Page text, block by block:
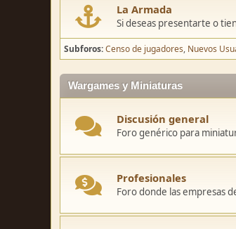
La Armada
Si deseas presentarte o
Subforos Censo de jugadores Nuevos
Wargames y Miniaturas
Discusión general
Foro genérico para
Profesionales
Foro donde las empresas